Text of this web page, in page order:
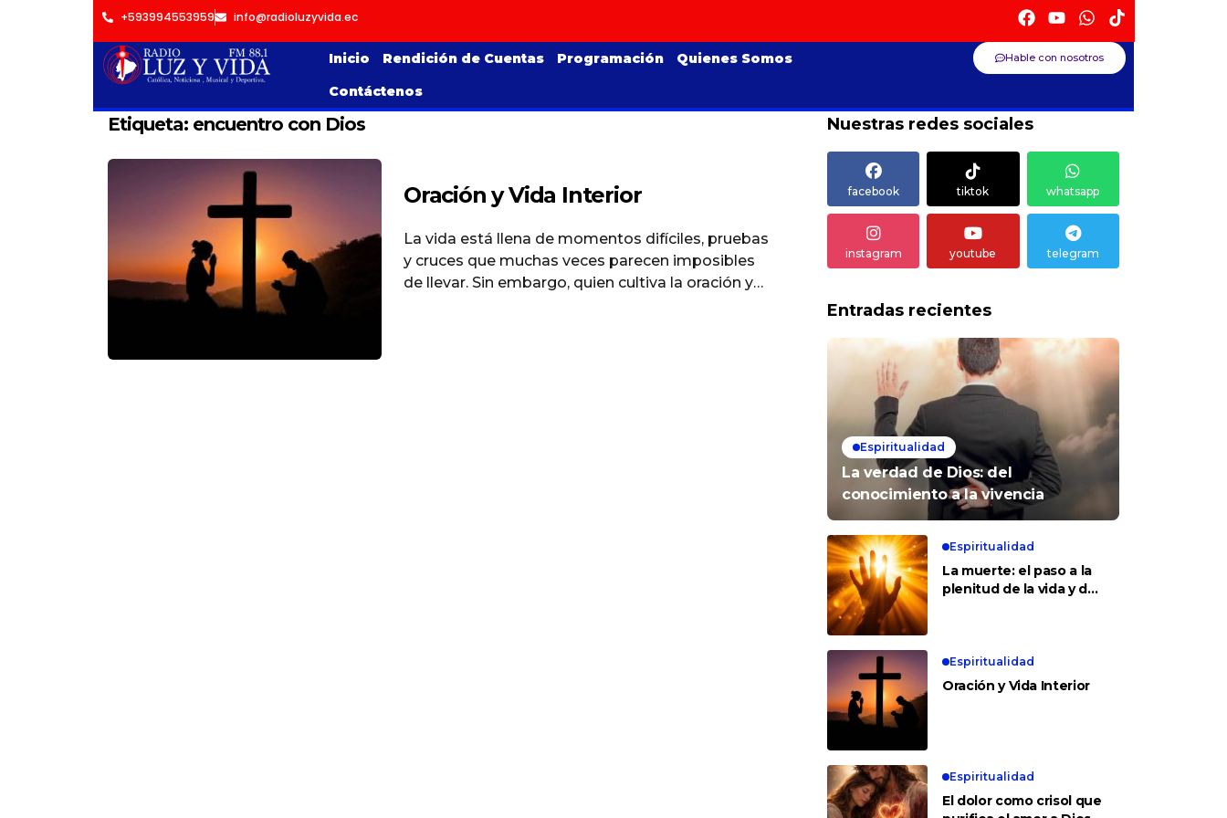
+593994553959 info@radioluzyvida.ec
Inicio Rendición de Cuentas Programación
Quienes Somos
Contáctenos
Hable con nosotros
Etiqueta: encuentro con Dios
Oración y Vida Interior
La vida está llena de momentos difíciles, pruebas
y cruces que muchas veces parecen imposibles
de llevar. Sin embargo, quien cultiva la oración y
Nuestras redes sociales
facebook tiktok whatsapp
instagram youtube telegram
Entradas recientes
Espiritualidad
La verdad de Dios: del
conocimiento a la vivencia
Espiritualidad
La muerte: el paso a la
plenitud de la vida y del
Espiritualidad
Oración y Vida Interior
Espiritualidad
El dolor como crisol que